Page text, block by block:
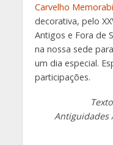
Carvelho
decorativa, pelo
Antigos e Fora de
na nossa sede
um dia especial.
participações.
Antiguidades